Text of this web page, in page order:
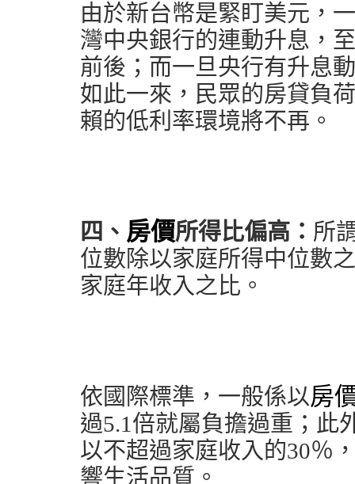
由於新台幣是緊盯美元，
灣中央銀行的連動升息，
前後；而一旦央行有升息
如此一來，民眾的房貸負
賴的低利率環境將不再。
四、 房價所得比偏高： 所
位數除以家庭所得中位數
家庭年收入之比。
依國際標準，一般係以房
過5.1倍就屬負擔過重；此
以不超過家庭收入的30％
響生活品質。